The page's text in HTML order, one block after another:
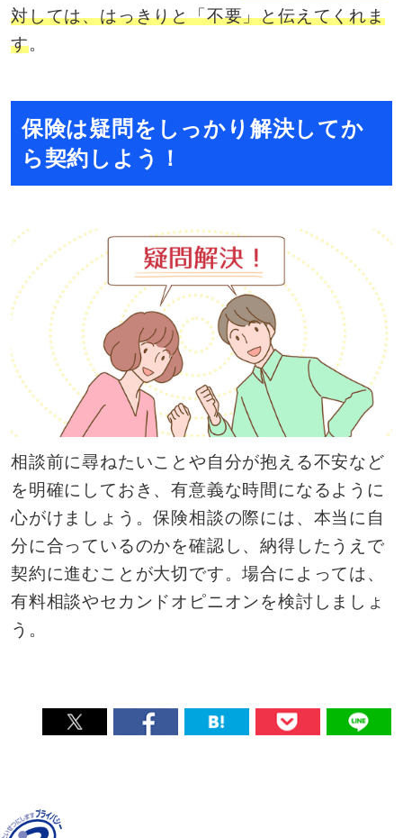
対しては、はっきりと「不要」と伝えてくれま
す。
保険は疑問をしっかり解決してか
ら契約しよう！
相談前に尋ねたいことや自分が抱える不安など
を明確にしておき、有意義な時間になるように
心がけましょう。保険相談の際には、本当に自
分に合っているのかを確認し、納得したうえで
契約に進むことが大切です。場合によっては、
有料相談やセカンドオピニオンを検討しましょ
う。